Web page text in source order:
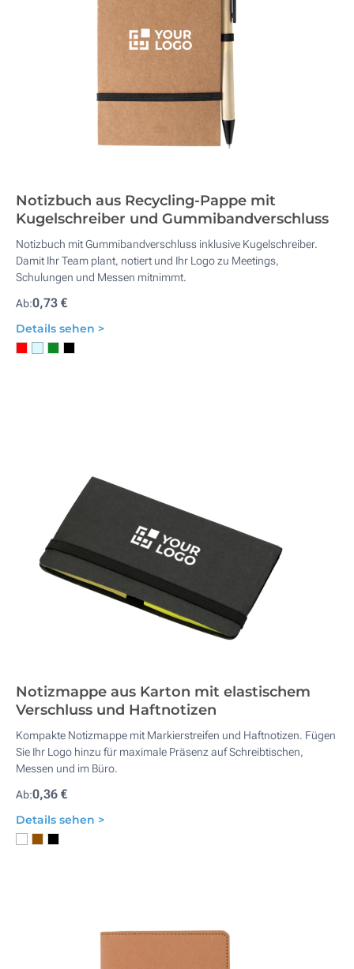
Notizbuch aus Recycling-Pappe mit
Kugelschreiber und Gummibandverschluss
Notizbuch mit Gummibandverschluss inklusive Kugelschreiber.
Damit Ihr Team plant, notiert und Ihr Logo zu Meetings,
Schulungen und Messen mitnimmt.
Ab:0,73 €
Details sehen >
Notizmappe aus Karton mit elastischem
Verschluss und Haftnotizen
Kompakte Notizmappe mit Markierstreifen und Haftnotizen. Fügen
Sie Ihr Logo hinzu für maximale Präsenz auf Schreibtischen,
Messen und im Büro.
Ab:0,36 €
Details sehen >